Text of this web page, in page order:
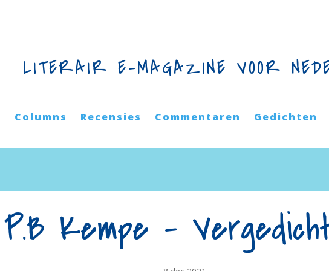
LITERAIR E-MAGAZINE VOOR
Columns Recensies Commentaren Gedichten
P.B Kempe –